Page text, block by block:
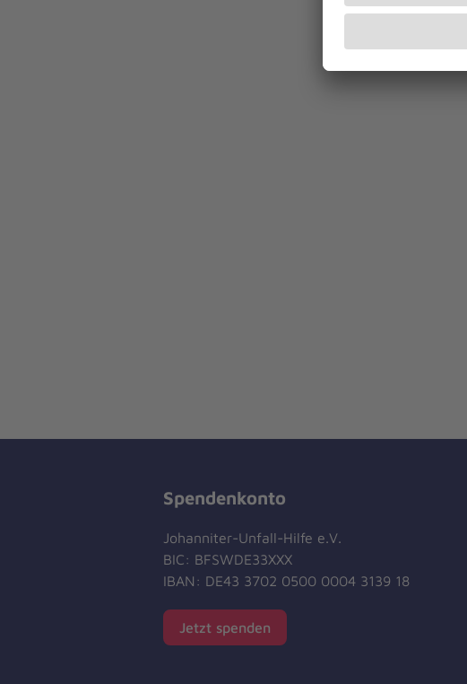
Spendenkonto
Johanniter-Unfall-Hilfe e.V.
BIC: BFSWDE33XXX
IBAN: DE43 3702 0500 0004 3139 18
Jetzt spenden